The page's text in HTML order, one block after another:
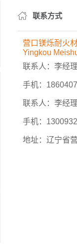
联系方式
营口镁烁耐火
Yingkou
联系人：李经理
手机：
联系人：李经理
手机：
地址：辽宁省